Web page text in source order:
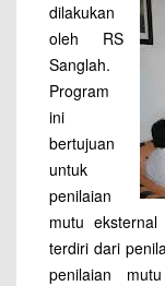
dilakukan
oleh RS
Sanglah.
Program
ini
bertujuan
untuk
penilaian
mutu
terdiri dari
penilaian